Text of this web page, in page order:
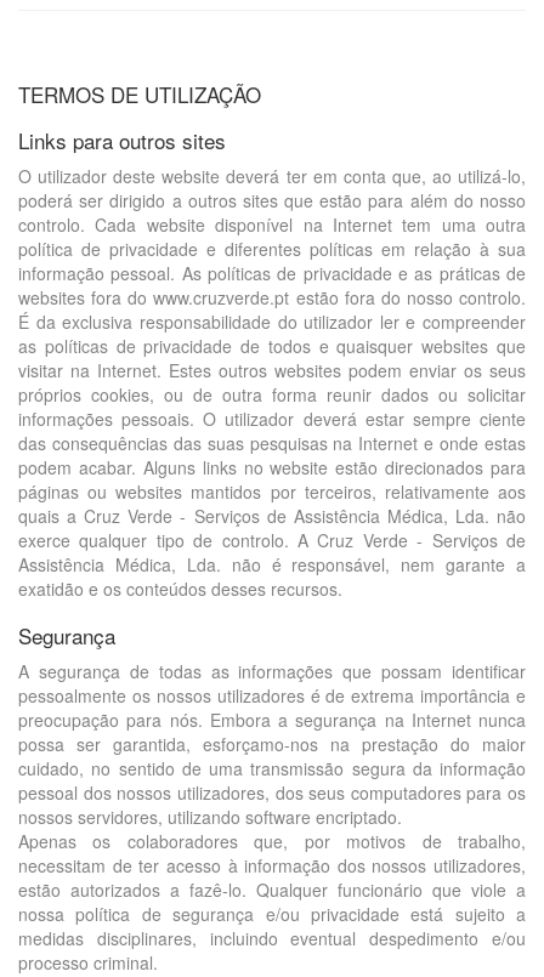
TERMOS DE UTILIZAÇÃO
Links para outros sites
O utilizador deste website deverá ter em conta que, ao utilizá-lo,
poderá ser dirigido a outros sites que estão para além do nosso
controlo. Cada website disponível na Internet tem uma outra
política de privacidade e diferentes políticas em relação à sua
informação pessoal. As políticas de privacidade e as práticas de
websites fora do www.cruzverde.pt estão fora do nosso controlo.
É da exclusiva responsabilidade do utilizador ler e compreender
as políticas de privacidade de todos e quaisquer websites que
visitar na Internet. Estes outros websites podem enviar os seus
próprios cookies, ou de outra forma reunir dados ou solicitar
informações pessoais. O utilizador deverá estar sempre ciente
das consequências das suas pesquisas na Internet e onde estas
podem acabar. Alguns links no website estão direcionados para
páginas ou websites mantidos por terceiros, relativamente aos
quais a Cruz Verde - Serviços de Assistência Médica, Lda. não
exerce qualquer tipo de controlo. A Cruz Verde - Serviços de
Assistência Médica, Lda. não é responsável, nem garante a
exatidão e os conteúdos desses recursos.
Segurança
A segurança de todas as informações que possam identificar
pessoalmente os nossos utilizadores é de extrema importância e
preocupação para nós. Embora a segurança na Internet nunca
possa ser garantida, esforçamo-nos na prestação do maior
cuidado, no sentido de uma transmissão segura da informação
pessoal dos nossos utilizadores, dos seus computadores para os
nossos servidores, utilizando software encriptado.
Apenas os colaboradores que, por motivos de trabalho,
necessitam de ter acesso à informação dos nossos utilizadores,
estão autorizados a fazê-lo. Qualquer funcionário que viole a
nossa política de segurança e/ou privacidade está sujeito a
medidas disciplinares, incluindo eventual despedimento e/ou
processo criminal.